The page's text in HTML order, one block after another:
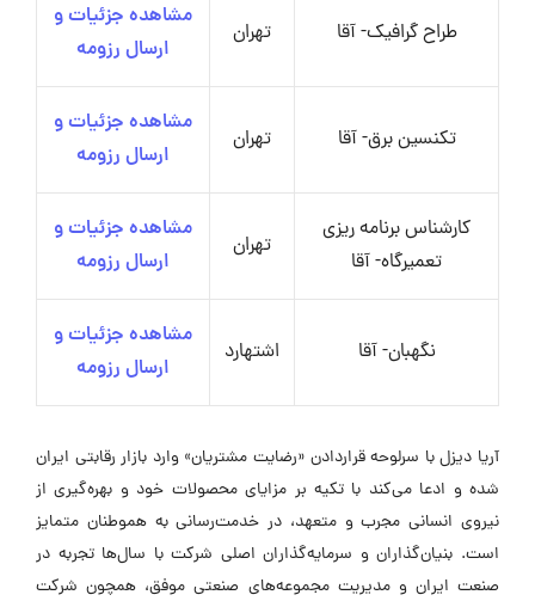
طراح گرافیک- آقا تهران
مشاهده جزئیات و
ارسال رزومه
تکنسین برق- آقا تهران
مشاهده جزئیات و
ارسال رزومه
کارشناس برنامه ریزی
تعمیرگاه- آقا
تهران
مشاهده جزئیات و
ارسال رزومه
نگهبان- آقا اشتهارد
مشاهده جزئیات و
ارسال رزومه
آریا دیزل با سرلوحه قراردادن «رضایت مشتریان» وارد بازار رقابتی ایران
شده و ادعا می‌کند با تکیه بر مزایای محصولات خود و بهره‌گیری از
نیروی انسانی مجرب و متعهد، در خدمت‌رسانی به هموطنان متمایز
است. بنیان‌گذاران و سرمایه‌گذاران اصلی شرکت با سال‌ها تجربه در
صنعت ایران و مدیریت مجموعه‌های صنعتی موفق، همچون شرکت